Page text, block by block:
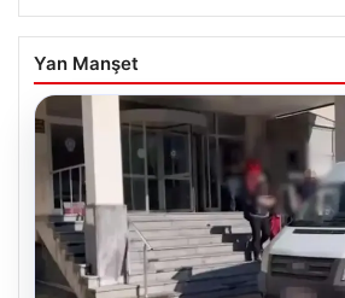
Yan Manşet